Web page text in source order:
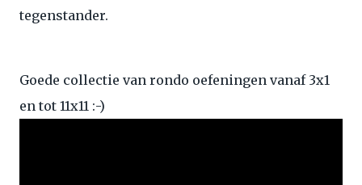
tegenstander.
Goede collectie van rondo oefeningen vanaf 3x1
en tot 11x11 :-)